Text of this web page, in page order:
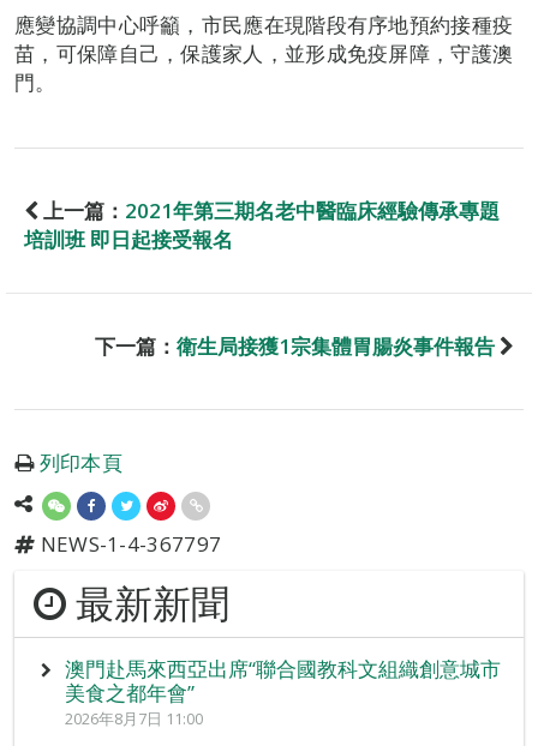
應變協調中心呼籲，市民應在現階段有序地預約接種疫
苗，可保障自己，保護家人，並形成免疫屏障，守護澳
門。
上一篇： 2021年第三期名老中醫臨床經驗傳承專題
培訓班 即日起接受報名
下一篇： 衛生局接獲1宗集體胃腸炎事件報告
列印本頁
NEWS-1-4-367797
最新新聞
澳門赴馬來西亞出席“聯合國教科文組織創意城市
美食之都年會”
2026年8月7日 11:00